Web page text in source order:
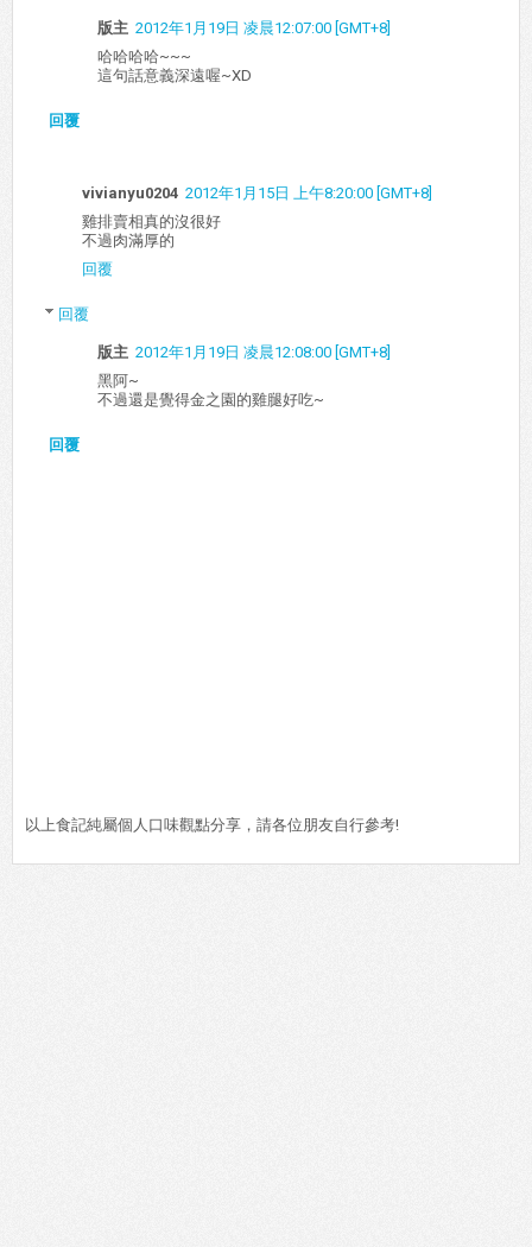
版主 2012年1月19日 凌晨12:07:00 [GMT+8]
哈哈哈哈~~~
這句話意義深遠喔~XD
回覆
vivianyu0204 2012年1月15日 上午8:20:00 [GMT+8]
雞排賣相真的沒很好
不過肉滿厚的
回覆
回覆
版主 2012年1月19日 凌晨12:08:00 [GMT+8]
黑阿~
不過還是覺得金之園的雞腿好吃~
回覆
以上食記純屬個人口味觀點分享，請各位朋友自行參考!